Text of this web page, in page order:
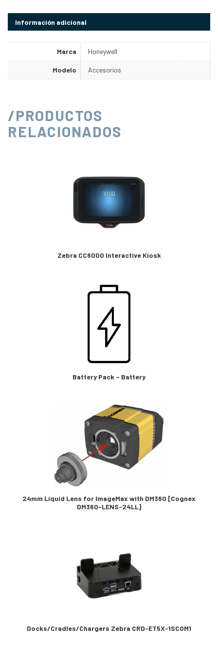
Información adicional
Marca Honeywell
Modelo Accesorios
/PRODUCTOS
RELACIONADOS
Zebra CC6000 Interactive Kiosk
Battery Pack – Battery
24mm Liquid Lens for ImageMax with DM360 [Cognex
DM360-LENS-24LL]
Docks/Cradles/Chargers Zebra CRD-ET5X-1SCOM1